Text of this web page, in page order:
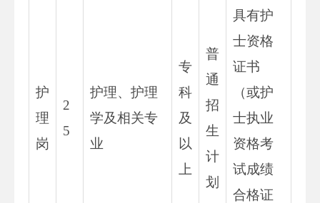
护
理
岗
2
5
护理、护理
学及相关专
业
专
科
及
以
上
普
通
招
生
计
划
具有护
士资格
证书
（或护
士执业
资格考
试成绩
合格证